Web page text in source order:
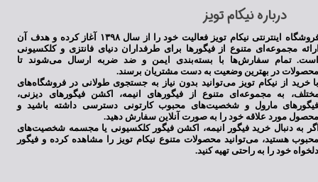
​درباره نیکام تویز
فروشگاه اینترنتی نیکام تویز فعالیت خود را از سال ۱۳۹۸ آغاز کرده و هدف آن
مجموعه‌ای متنوع از فیگورها برای طرفداران دنیای فانتزی و کلکسیونی
تمام سفارش‌ها با بسته‌بندی ایمن و ضد ضربه ارسال می‌شوند تا
در بهترین وضعیت به دست مشتریان برسند.
خرید از نیکام تویز می‌توانید بدون نیاز به جستجوی طولانی در فروشگاه‌های
به مجموعه‌ای متنوع از فیگورهای انیمه، اکشن فیگورهای دیزنی،
مارول و شخصیت‌های محبوب کارتونی دسترسی داشته باشید و
مورد علاقه خود را به صورت آنلاین سفارش دهید.
به دنبال خرید فیگور انیمه، اکشن فیگور کلکسیونی یا مجسمه شخصیت‌های
هستید، می‌توانید محصولات متنوع نیکام تویز را مشاهده کرده و فیگور
خود را به راحتی تهیه کنید.